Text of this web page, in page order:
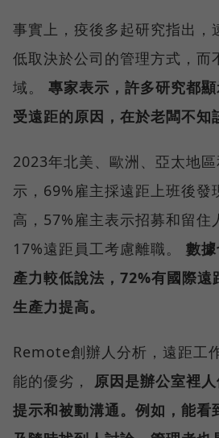
事實上，疫後多起研究指出，
低取決於公司的管理方式，而
域。 專家表示，許多研究都
受遠距的原因，在於老闆不知
2023年北美、歐洲、亞太地
示，69%雇主採遠距上班後發
高，57%雇主表示招募和留住
17%遠距員工考慮離職。 數
產力較低說法，72%有國際遠
生產力提高。
Remote創辦人分析，遠距工
能的優劣， 原因是辦公室裡
提示和被動溝通。例如，能看